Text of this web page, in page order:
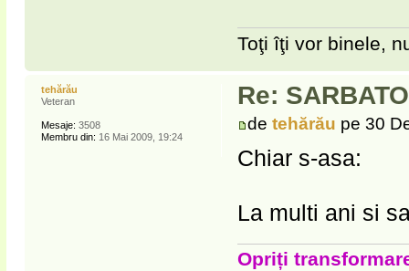
Toţi îţi vor binele,
Re:
detehărău pe 30
Chiar s-asa:
La multi ani si
Opriți
tehărău
Veteran
Mesaje: 3508
Membru din: 16 Mai 2009, 19:24